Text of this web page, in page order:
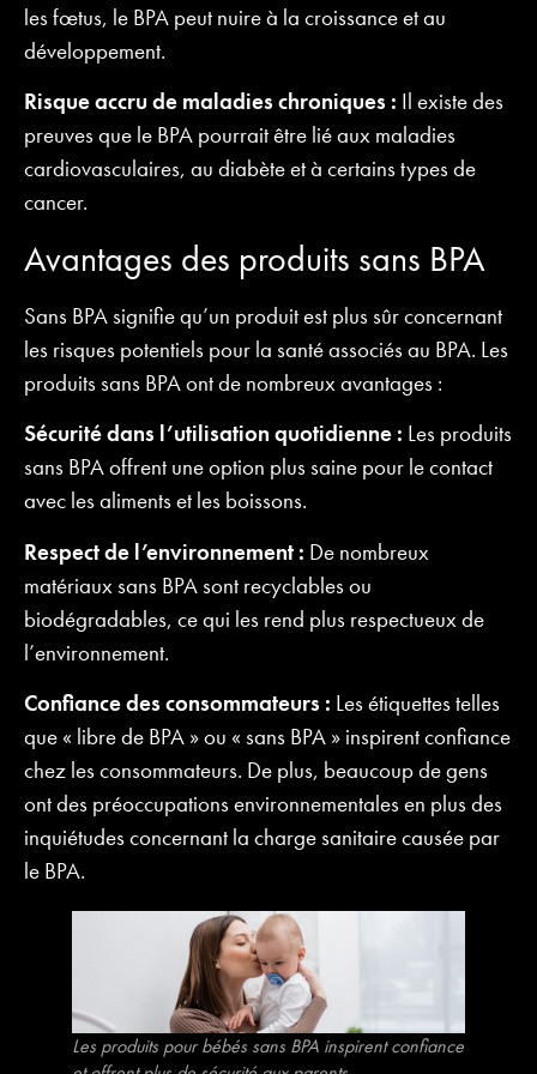
les fœtus, le BPA peut nuire à la croissance et au
développement.
Risque accru de maladies chroniques : Il existe des
preuves que le BPA pourrait être lié aux maladies
cardiovasculaires, au diabète et à certains types de
cancer.
Avantages des produits sans BPA
Sans BPA signifie qu’un produit est plus sûr concernant
les risques potentiels pour la santé associés au BPA. Les
produits sans BPA ont de nombreux avantages :
Sécurité dans l’utilisation quotidienne : Les produits
sans BPA offrent une option plus saine pour le contact
avec les aliments et les boissons.
Respect de l’environnement : De nombreux
matériaux sans BPA sont recyclables ou
biodégradables, ce qui les rend plus respectueux de
l’environnement.
Confiance des consommateurs : Les étiquettes telles
que « libre de BPA » ou « sans BPA » inspirent confiance
chez les consommateurs. De plus, beaucoup de gens
ont des préoccupations environnementales en plus des
inquiétudes concernant la charge sanitaire causée par
le BPA.
Les produits pour bébés sans BPA inspirent confiance